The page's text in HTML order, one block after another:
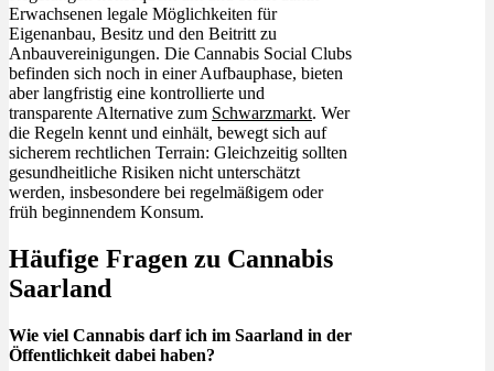
Erwachsenen legale Möglichkeiten für
Eigenanbau, Besitz und den Beitritt zu
Anbauvereinigungen. Die Cannabis Social Clubs
befinden sich noch in einer Aufbauphase, bieten
aber langfristig eine kontrollierte und
transparente Alternative zum Schwarzmarkt. Wer
die Regeln kennt und einhält, bewegt sich auf
sicherem rechtlichen Terrain: Gleichzeitig sollten
gesundheitliche Risiken nicht unterschätzt
werden, insbesondere bei regelmäßigem oder
früh beginnendem Konsum.
Häufige Fragen zu Cannabis
Saarland
Wie viel Cannabis darf ich im Saarland in der
Öffentlichkeit dabei haben?